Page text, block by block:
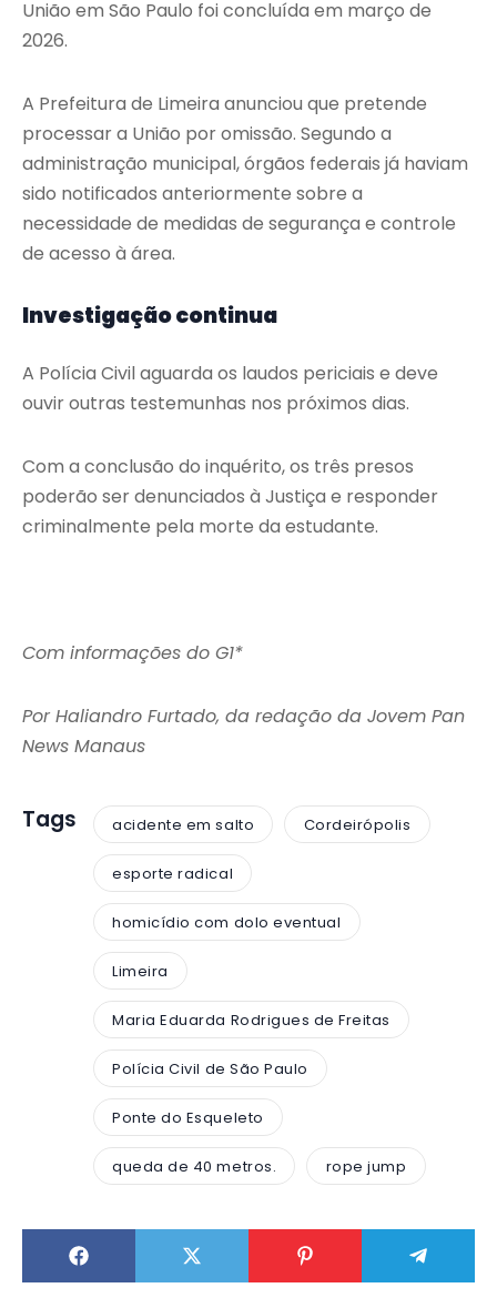
União em São Paulo foi concluída em março de
2026.
A Prefeitura de Limeira anunciou que pretende
processar a União por omissão. Segundo a
administração municipal, órgãos federais já haviam
sido notificados anteriormente sobre a
necessidade de medidas de segurança e controle
de acesso à área.
Investigação continua
A Polícia Civil aguarda os laudos periciais e deve
ouvir outras testemunhas nos próximos dias.
Com a conclusão do inquérito, os três presos
poderão ser denunciados à Justiça e responder
criminalmente pela morte da estudante.
Com informações do G1*
Por Haliandro Furtado, da redação da Jovem Pan
News Manaus
Tags acidente em salto Cordeirópolis
esporte radical
homicídio com dolo eventual
Limeira
Maria Eduarda Rodrigues de Freitas
Polícia Civil de São Paulo
Ponte do Esqueleto
queda de 40 metros. rope jump